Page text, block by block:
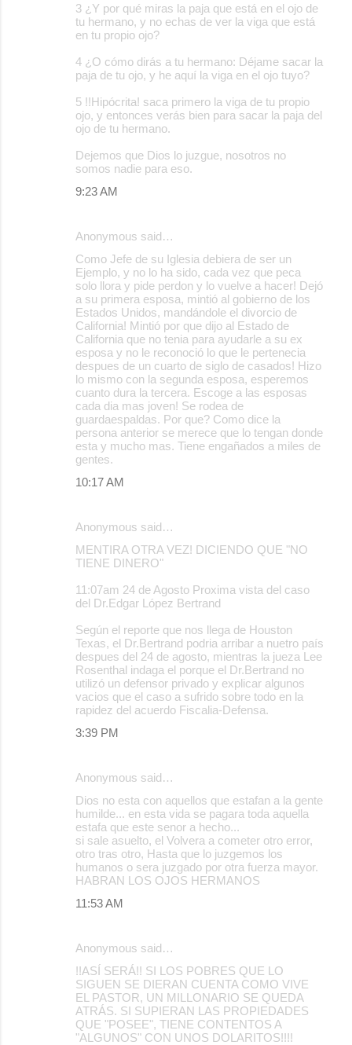
3 ¿Y por qué miras la paja que está en el ojo de
tu hermano, y no echas de ver la viga que está
en tu propio ojo?
4 ¿O cómo dirás a tu hermano: Déjame sacar la
paja de tu ojo, y he aquí la viga en el ojo tuyo?
5 !!Hipócrita! saca primero la viga de tu propio
ojo, y entonces verás bien para sacar la paja del
ojo de tu hermano.
Dejemos que Dios lo juzgue, nosotros no
somos nadie para eso.
9:23 AM
Anonymous said…
Como Jefe de su Iglesia debiera de ser un
Ejemplo, y no lo ha sido, cada vez que peca
solo llora y pide perdon y lo vuelve a hacer! Dejó
a su primera esposa, mintió al gobierno de los
Estados Unidos, mandándole el divorcio de
California! Mintió por que dijo al Estado de
California que no tenia para ayudarle a su ex
esposa y no le reconoció lo que le pertenecia
despues de un cuarto de siglo de casados! Hizo
lo mismo con la segunda esposa, esperemos
cuanto dura la tercera. Escoge a las esposas
cada dia mas joven! Se rodea de
guardaespaldas. Por que? Como dice la
persona anterior se merece que lo tengan donde
esta y mucho mas. Tiene engañados a miles de
gentes.
10:17 AM
Anonymous said…
MENTIRA OTRA VEZ! DICIENDO QUE "NO
TIENE DINERO"
11:07am 24 de Agosto Proxima vista del caso
del Dr.Edgar López Bertrand
Según el reporte que nos llega de Houston
Texas, el Dr.Bertrand podria arribar a nuetro país
despues del 24 de agosto, mientras la jueza Lee
Rosenthal indaga el porque el Dr.Bertrand no
utilizó un defensor privado y explicar algunos
vacios que el caso a sufrido sobre todo en la
rapidez del acuerdo Fiscalia-Defensa.
3:39 PM
Anonymous said…
Dios no esta con aquellos que estafan a la gente
humilde... en esta vida se pagara toda aquella
estafa que este senor a hecho...
si sale asuelto, el Volvera a cometer otro error,
otro tras otro, Hasta que lo juzgemos los
humanos o sera juzgado por otra fuerza mayor.
HABRAN LOS OJOS HERMANOS
11:53 AM
Anonymous said…
!!ASÍ SERÁ!! SI LOS POBRES QUE LO
SIGUEN SE DIERAN CUENTA COMO VIVE
EL PASTOR, UN MILLONARIO SE QUEDA
ATRÁS. SI SUPIERAN LAS PROPIEDADES
QUE "POSEE", TIENE CONTENTOS A
"ALGUNOS" CON UNOS DOLARITOS!!!!